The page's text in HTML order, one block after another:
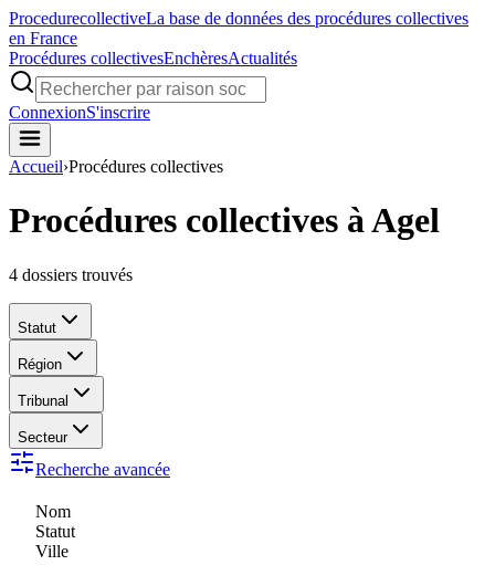
ProcedurecollectiveLa base de données des procédures collectives
en France
Procédures collectivesEnchèresActualités
ConnexionS'inscrire
Accueil›Procédures collectives
Procédures collectives à Agel
4 dossiers trouvés
Statut
Région
Tribunal
Secteur
Recherche avancée
Nom
Statut
Ville